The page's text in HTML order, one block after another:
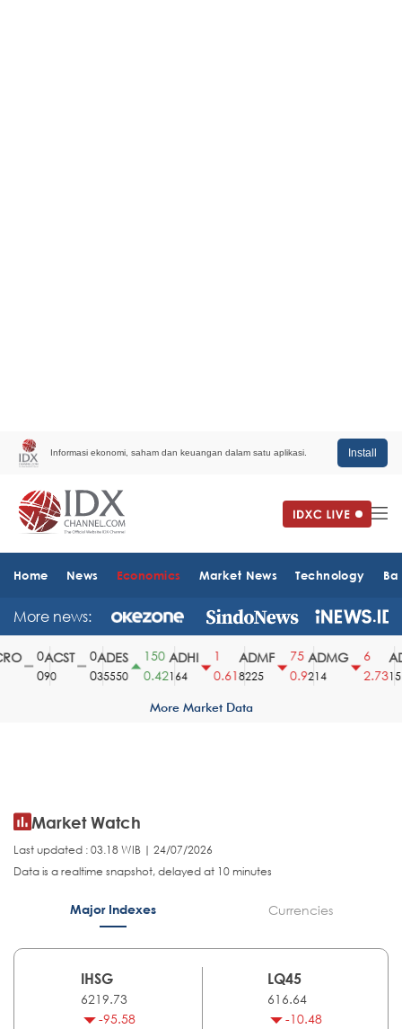
Informasi ekonomi, saham dan keuangan dalam satu aplikasi. Install
Home News Economics Market News Technology
More news:
ACST
90
ADES
35550
150
0.42
ADHI
164
0.61
ADMF
8225
75
0.9
ADMG
214
2.73
More Market Data
Market Watch
Last updated : 03.18 WIB | 24/07/2026
Data is a realtime snapshot, delayed at 10 minutes
Major Indexes Currencies
IHSG
6219.73
-95.58
LQ45
616.64
-10.48